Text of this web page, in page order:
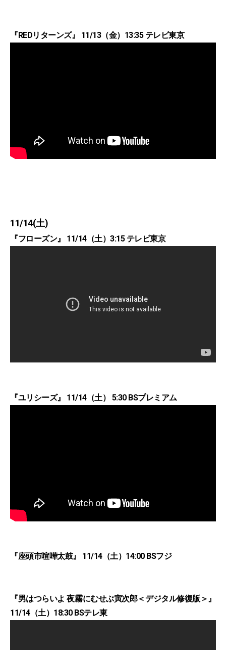
『REDリターンズ』 11/13（金）13:35 テレビ東京
11/14(土)
『フローズン』 11/14（土）3:15 テレビ東京
『ユリシーズ』 11/14（土） 5:30 BSプレミアム
『座頭市喧嘩太鼓』 11/14（土）14:00 BSフジ
『男はつらいよ 夜霧にむせぶ寅次郎＜デジタル修復版＞』
11/14（土）18:30 BSテレ東